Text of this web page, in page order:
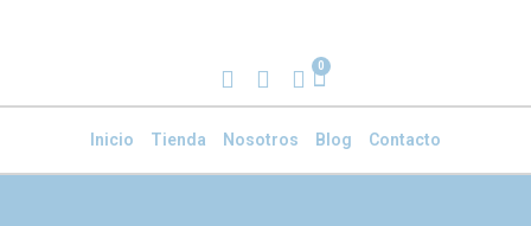
0
Inicio Tienda Nosotros Blog Contacto